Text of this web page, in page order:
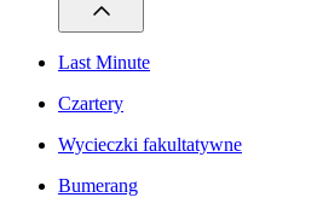
Last Minute
Czartery
Wycieczki fakultatywne
Bumerang